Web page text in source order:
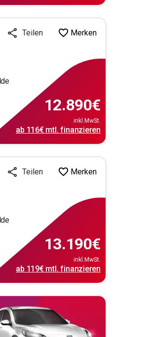
Teilen Merken
12.890€
inkl.MwSt.
ab 116€mtl. finanzieren
Teilen Merken
13.190€
inkl.MwSt.
ab 119€mtl. finanzieren